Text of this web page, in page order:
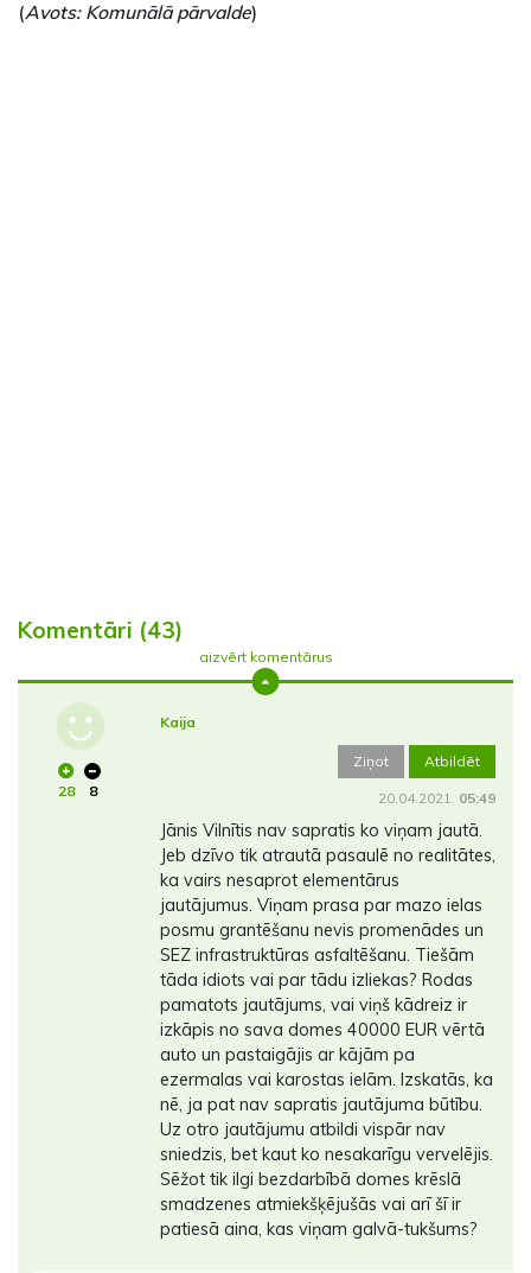
(Avots: Komunālā pārvalde)
Komentāri (43)
aizvērt komentārus
28 8
Kaija
Ziņot Atbildēt
20.04.2021. 05:49
Jānis Vilnītis nav sapratis ko viņam jautā.
Jeb dzīvo tik atrautā pasaulē no realitātes,
ka vairs nesaprot elementārus
jautājumus. Viņam prasa par mazo ielas
posmu grantēšanu nevis promenādes un
SEZ infrastruktūras asfaltēšanu. Tiešām
tāda idiots vai par tādu izliekas? Rodas
pamatots jautājums, vai viņš kādreiz ir
izkāpis no sava domes 40000 EUR vērtā
auto un pastaigājis ar kājām pa
ezermalas vai karostas ielām. Izskatās, ka
nē, ja pat nav sapratis jautājuma būtību.
Uz otro jautājumu atbildi vispār nav
sniedzis, bet kaut ko nesakarīgu vervelējis.
Sēžot tik ilgi bezdarbībā domes krēslā
smadzenes atmiekšķējušās vai arī šī ir
patiesā aina, kas viņam galvā-tukšums?